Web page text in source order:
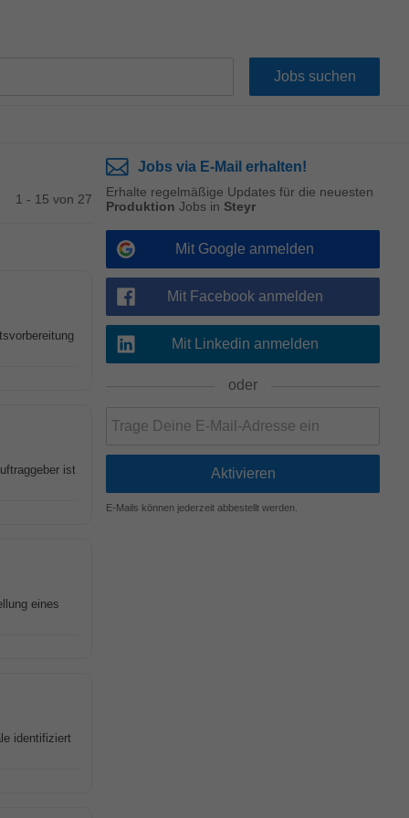
1 - 15 von 27
ist
eines
identifiziert
Jobs via E-Mail erhalten!
Erhalte regelmäßige Updates für die neuesten
Produktion Jobs in Steyr
Mit Google anmelden
Mit Facebook anmelden
Mit Linkedin anmelden
oder
E-Mails können jederzeit abbestellt werden.